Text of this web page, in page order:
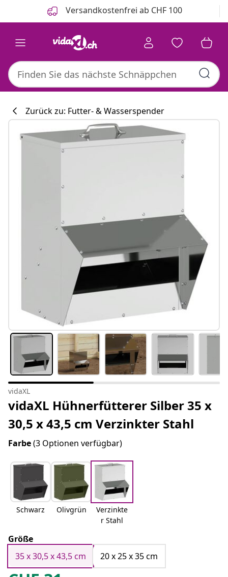
Versandkostenfrei ab CHF 100
Zurück zu: Futter- & Wasserspender
vidaXL
vidaXL Hühnerfütterer Silber 35 x
30,5 x 43,5 cm Verzinkter Stahl
Farbe(3 Optionen verfügbar)
Schwarz Olivgrün
Verzinkte
r Stahl
Größe
35 x 30,5 x 43,5 cm
20 x 25 x 35 cm